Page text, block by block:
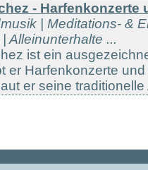
- Harfenkonzerte
| Meditations- &
| Alleinunterhalte ...
ist ein
er Harfenkonzerte
er seine